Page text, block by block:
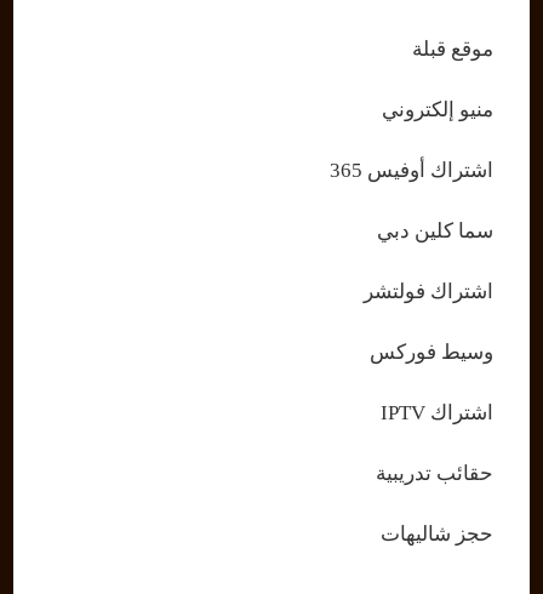
موقع قبلة
منيو إلكتروني
اشتراك أوفيس 365
سما كلين دبي
اشتراك فولتشر
وسيط فوركس
اشتراك IPTV
حقائب تدريبية
حجز شاليهات